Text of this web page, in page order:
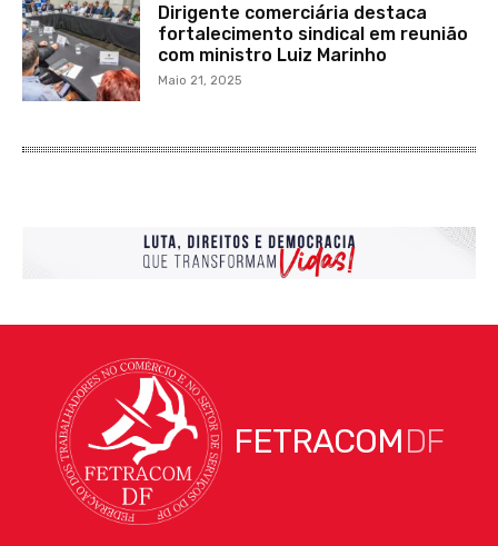
Dirigente comerciária destaca
fortalecimento sindical em reunião
com ministro Luiz Marinho
Maio 21, 2025
FETRACOMDF